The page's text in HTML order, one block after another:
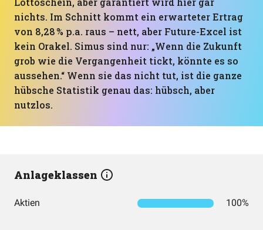
nichts. Im Schnitt kommt ein erwarteter Ertrag
von 8,28 % p.a. raus – nett, aber Future-Excel ist
kein Orakel. Simus sind nur: „Wenn die Zukunft
grob wie die Vergangenheit tickt, könnte es so
aussehen.“ Wenn sie das nicht tut, ist die ganze
hübsche Statistik genau das: hübsch, aber
nutzlos.
Anlageklassen
Aktien 100%